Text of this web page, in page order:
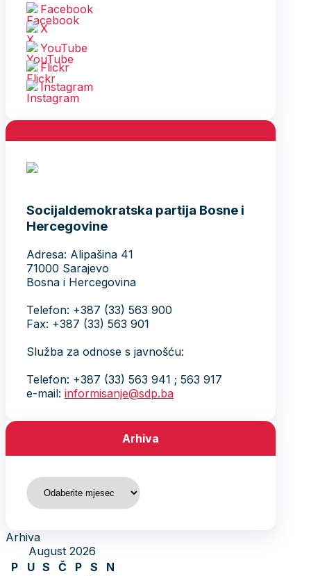
Facebook
X
YouTube
Flickr
Instagram
Socijaldemokratska partija Bosne i
Hercegovine
Adresa: Alipašina 41
71000 Sarajevo
Bosna i Hercegovina
Telefon: +387 (33) 563 900
Fax: +387 (33) 563 901
Služba za odnose s javnošću:
Telefon: +387 (33) 563 941 ; 563 917
e-mail: informisanje@sdp.ba
Arhiva
Arhiva
Arhiva
August 2026
P
U S Č P S
N